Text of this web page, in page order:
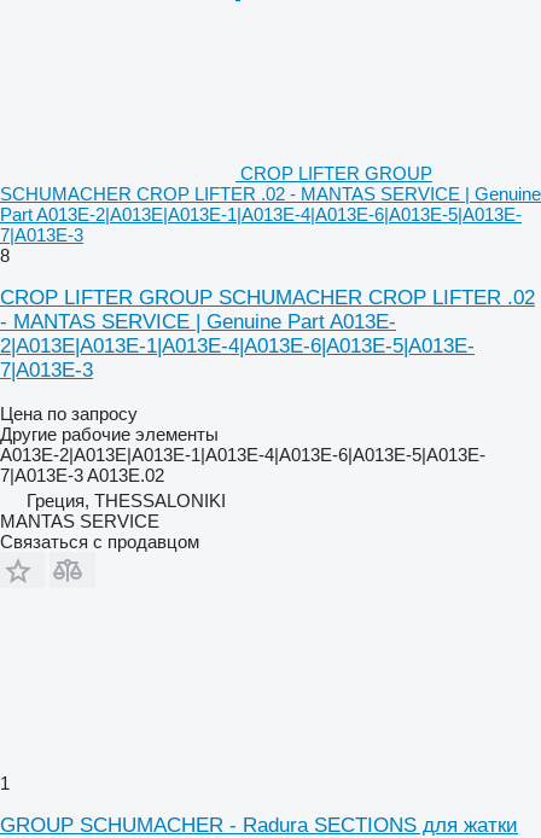
CROP LIFTER GROUP
SCHUMACHER CROP LIFTER .02 - MANTAS SERVICE | Genuine
Part A013E-2|A013E|A013E-1|A013E-4|A013E-6|A013E-5|A013E-
7|A013E-3
8
CROP LIFTER GROUP SCHUMACHER CROP LIFTER .02
- MANTAS SERVICE | Genuine Part A013E-
2|A013E|A013E-1|A013E-4|A013E-6|A013E-5|A013E-
7|A013E-3
Цена по запросу
Другие рабочие элементы
A013E-2|A013E|A013E-1|A013E-4|A013E-6|A013E-5|A013E-
7|A013E-3 A013E.02
Греция, THESSALONIKI
MANTAS SERVICE
Связаться с продавцом
1
GROUP SCHUMACHER - Radura SECTIONS для жатки